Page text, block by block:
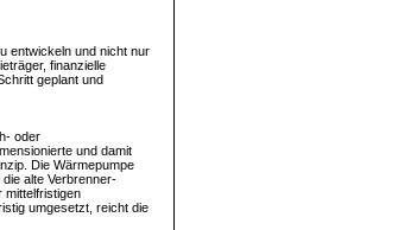
entwickeln und nicht nur
finanzielle
geplant und
oder
und damit
Die Wärmepumpe
alte Verbrenner-
mittelfristigen
umgesetzt, reicht die